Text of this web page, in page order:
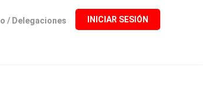
/ Delegaciones INICIAR SESIÓN